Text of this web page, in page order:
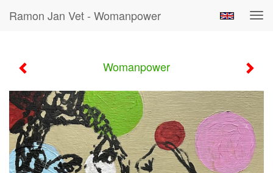
Ramon Jan Vet - Womanpower
Womanpower